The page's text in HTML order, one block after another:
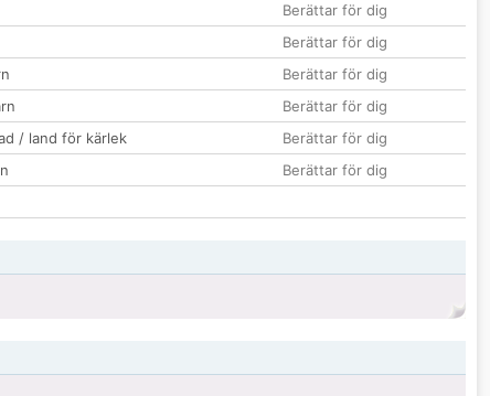
Berättar för dig
Berättar för dig
Berättar för dig
Berättar för dig
/ land för kärlek
Berättar för dig
Berättar för dig